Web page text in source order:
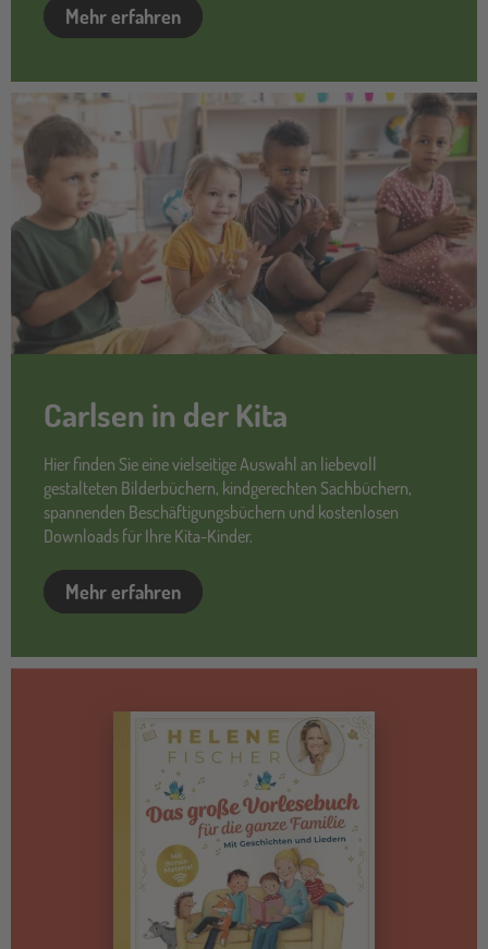
Mehr erfahren
Carlsen in der Kita
Hier finden Sie eine vielseitige Auswahl an liebevoll
gestalteten Bilderbüchern, kindgerechten Sachbüchern,
spannenden Beschäftigungsbüchern und kostenlosen
Downloads für Ihre Kita-Kinder.
Mehr erfahren